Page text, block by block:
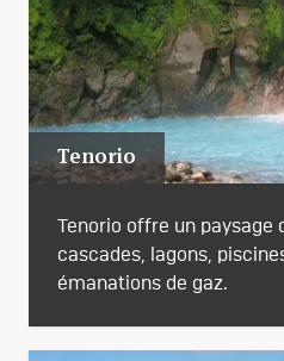
Tenorio
Tenorio offre un paysage
cascades, lagons,
émanations de gaz.